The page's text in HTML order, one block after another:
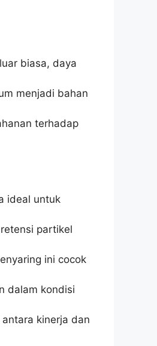
biasa, daya
menjadi bahan
terhadap
ideal untuk
partikel
ini cocok
dalam kondisi
kinerja dan